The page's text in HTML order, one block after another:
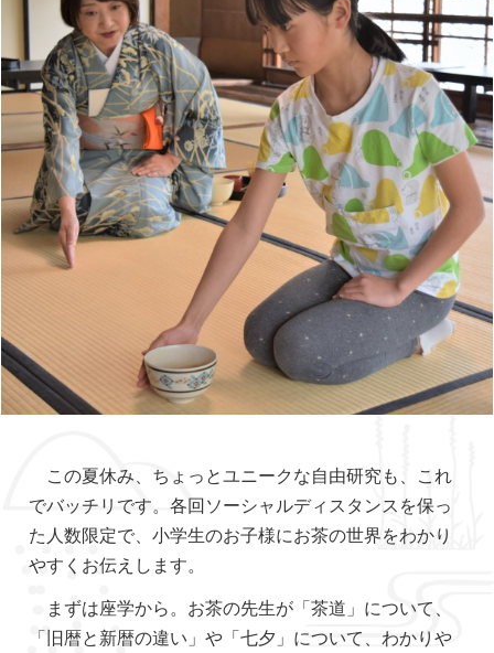
この夏休み、ちょっとユニークな自由研究も、これ
でバッチリです。各回ソーシャルディスタンスを保っ
た人数限定で、小学生のお子様にお茶の世界をわかり
やすくお伝えします。
まずは座学から。お茶の先生が「茶道」について、
「旧暦と新暦の違い」や「七夕」について、わかりや